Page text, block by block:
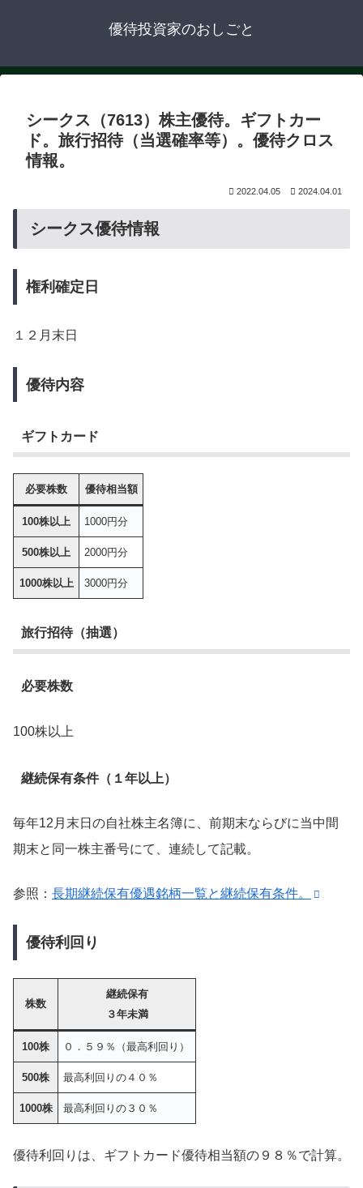
優待投資家のおしごと
シークス（7613）株主優待。ギフトカー
ド。旅行招待（当選確率等）。優待クロス
情報。
2022.04.05 2024.04.01
シークス優待情報
権利確定日
１２月末日
優待内容
ギフトカード
必要株数 優待相当額
100株以上 1000円分
500株以上 2000円分
1000株以上 3000円分
旅行招待（抽選）
必要株数
100株以上
継続保有条件（１年以上）
毎年12月末日の自社株主名簿に、前期末ならびに当中間
期末と同一株主番号にて、連続して記載。
参照： 長期継続保有優遇銘柄一覧と継続保有条件。
優待利回り
株数
継続保有
３年未満
100株 ０．５９％（最高利回り）
500株 最高利回りの４０％
1000株 最高利回りの３０％
優待利回りは、ギフトカード優待相当額の９８％で計算。